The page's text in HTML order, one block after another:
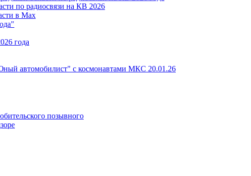
по радиосвязи на КВ 2026
в Max
года
автомобилист" с космонавтами МКС 20.01.26
позывного